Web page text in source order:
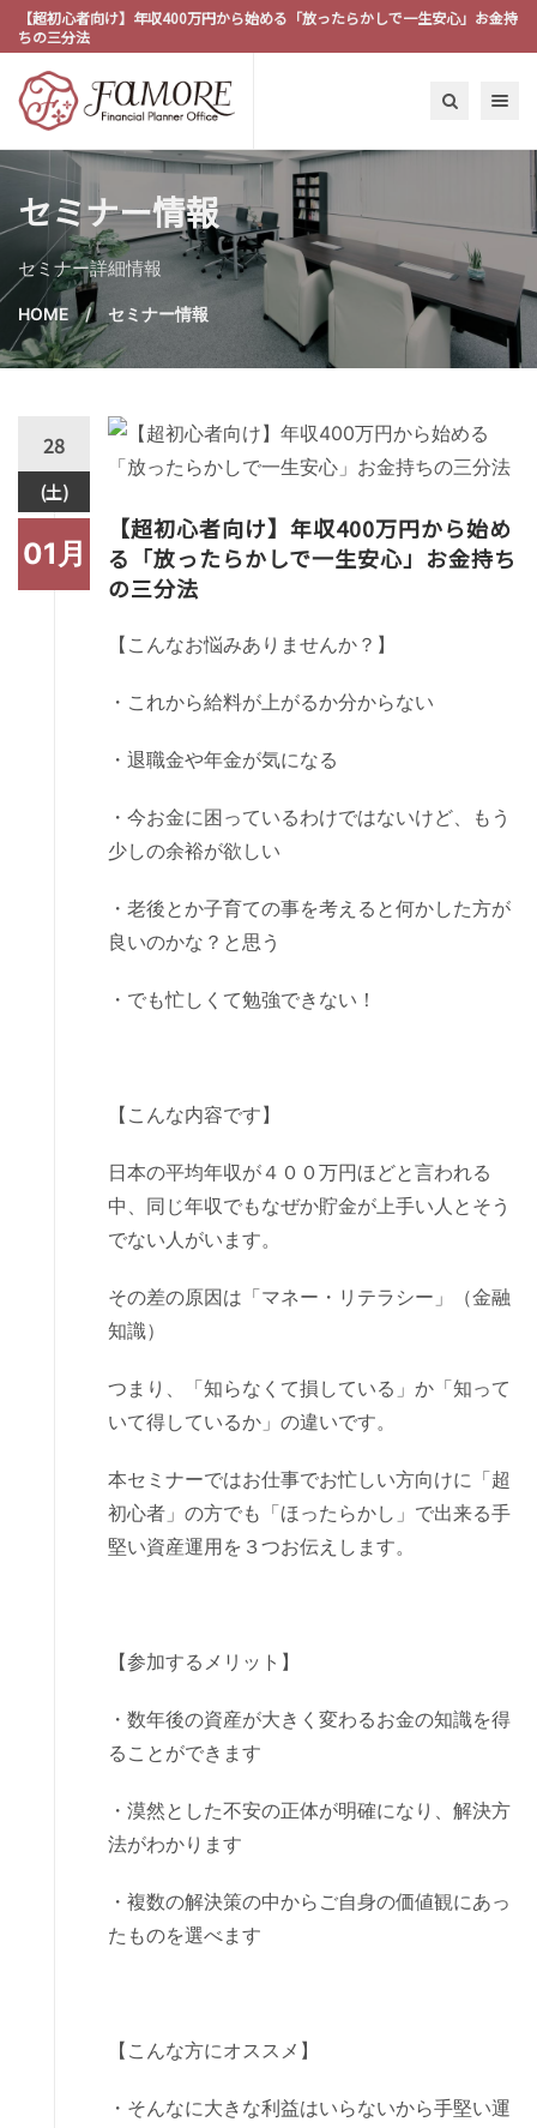
【超初心者向け】年収400万円から始める「放ったらかしで一生安心」お金持
ちの三分法
Toggle
セミナー情報
セミナー詳細情報
HOME セミナー情報
28
(土)
01月
【超初心者向け】年収400万円から始め
る「放ったらかしで一生安心」お金持ち
の三分法
【こんなお悩みありませんか？】
・これから給料が上がるか分からない
・退職金や年金が気になる
・今お金に困っているわけではないけど、もう
少しの余裕が欲しい
・老後とか子育ての事を考えると何かした方が
良いのかな？と思う
・でも忙しくて勉強できない！
【こんな内容です】
日本の平均年収が４００万円ほどと言われる
中、同じ年収でもなぜか貯金が上手い人とそう
でない人がいます。
その差の原因は「マネー・リテラシー」（金融
知識）
つまり、「知らなくて損している」か「知って
いて得しているか」の違いです。
本セミナーではお仕事でお忙しい方向けに「超
初心者」の方でも「ほったらかし」で出来る手
堅い資産運用を３つお伝えします。
【参加するメリット】
・数年後の資産が大きく変わるお金の知識を得
ることができます
・漠然とした不安の正体が明確になり、解決方
法がわかります
・複数の解決策の中からご自身の価値観にあっ
たものを選べます
【こんな方にオススメ】
・そんなに大きな利益はいらないから手堅い運